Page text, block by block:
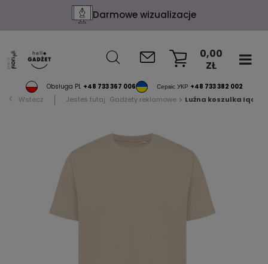
Konfekcja na życzenie
Obsługa PL +48 733 367 006 Сервіс УКР +48 733 382 002
0,00
ZŁ
Wstecz Jesteś tutaj: Gadżety reklamowe Luźna koszulka